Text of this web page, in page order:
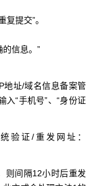
提交”。
信息。”
地址/域名信息备案管
入“手机号”、“身份证
验证/重发网址：
则间隔12小时后重发